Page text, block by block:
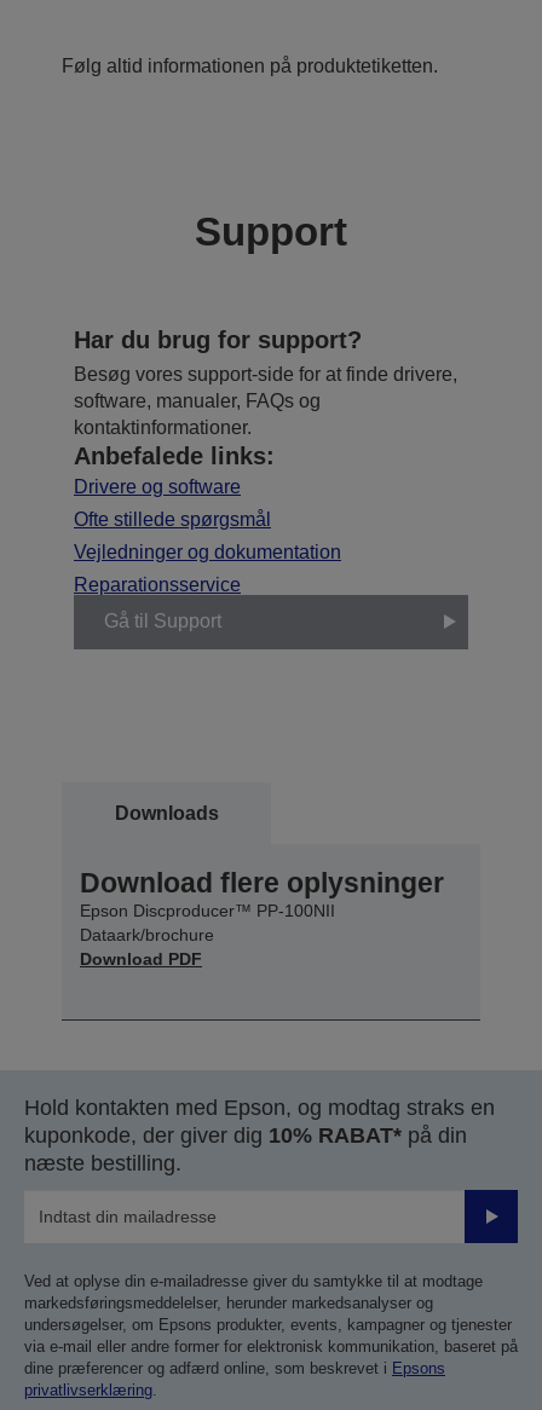
Følg altid informationen på produktetiketten.
Support
Har du brug for support?
Besøg vores support-side for at finde drivere,
software, manualer, FAQs og
kontaktinformationer.
Anbefalede links:
Drivere og software
Ofte stillede spørgsmål
Vejledninger og dokumentation
Reparationsservice
Gå til Support
Downloads
Download flere oplysninger
Epson Discproducer™ PP-100NII
Dataark/brochure
Download PDF
Hold kontakten med Epson, og modtag straks en
kuponkode, der giver dig 10% RABAT* på din
næste bestilling.
Send
Ved at oplyse din e-mailadresse giver du samtykke til at modtage
markedsføringsmeddelelser, herunder markedsanalyser og
undersøgelser, om Epsons produkter, events, kampagner og tjenester
via e-mail eller andre former for elektronisk kommunikation, baseret på
dine præferencer og adfærd online, som beskrevet i Epsons
privatlivserklæring